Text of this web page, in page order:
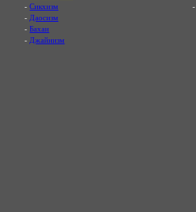
-Сикхизм
- Даосизм
-Бахаи
- Джайнизм
-